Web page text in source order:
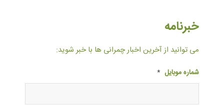
خبرنامه
می توانید از آخرین اخبار چمرانی ها با خبر شوید:
شماره موبایل *